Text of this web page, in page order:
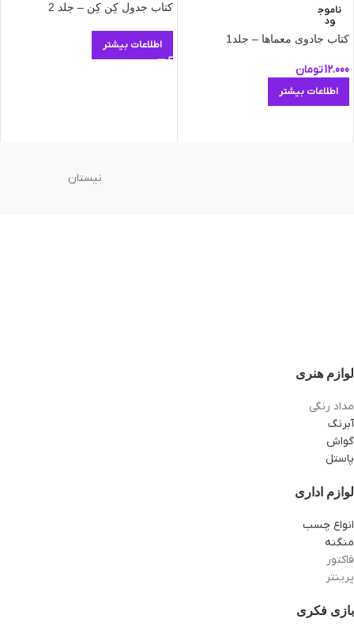
ناموج
ود
کتاب جادوی معماها – جلد1
12.000تومان
اطلاعات بیشتر
کتاب جدول کِن کِن – جلد 2
اطلاعات بیشتر
نیستان
لوازم هنری
مداد رنگی
آبرنگ
گواش
پاستل
لوازم اداری
انواع چسب
منگنه
فاکتور
پرینتر
بازی فکری